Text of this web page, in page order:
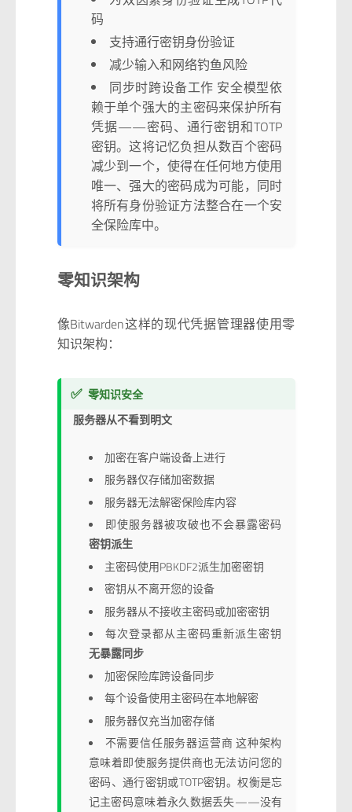
码
支持通行密钥身份验证
减少输入和网络钓鱼风险
同步时跨设备工作 安全模型依
赖于单个强大的主密码来保护所有
凭据——密码、通行密钥和TOTP
密钥。这将记忆负担从数百个密码
减少到一个，使得在任何地方使用
唯一、强大的密码成为可能，同时
将所有身份验证方法整合在一个安
全保险库中。
零知识架构
像Bitwarden这样的现代凭据管理器使用零
知识架构：
✅ 零知识安全
服务器从不看到明文
加密在客户端设备上进行
服务器仅存储加密数据
服务器无法解密保险库内容
即使服务器被攻破也不会暴露密码
密钥派生
主密码使用PBKDF2派生加密密钥
密钥从不离开您的设备
服务器从不接收主密码或加密密钥
每次登录都从主密码重新派生密钥
无暴露同步
加密保险库跨设备同步
每个设备使用主密码在本地解密
服务器仅充当加密存储
不需要信任服务器运营商 这种架构
意味着即使服务提供商也无法访问您的
密码、通行密钥或TOTP密钥。权衡是忘
记主密码意味着永久数据丢失——没有